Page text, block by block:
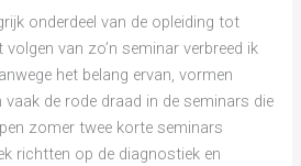
onderdeel van de opleiding tot
van zo’n seminar verbreed ik
het belang ervan, vormen
de rode draad in de seminars die
zomer twee korte seminars
richtten op de diagnostiek en